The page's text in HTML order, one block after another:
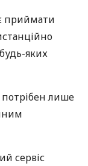
приймати
яких
лише
сервіс